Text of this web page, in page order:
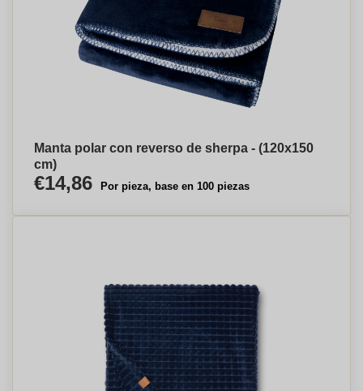
Manta polar con reverso de sherpa - (120x150
cm)
€14,86 Por pieza, base en 100 piezas